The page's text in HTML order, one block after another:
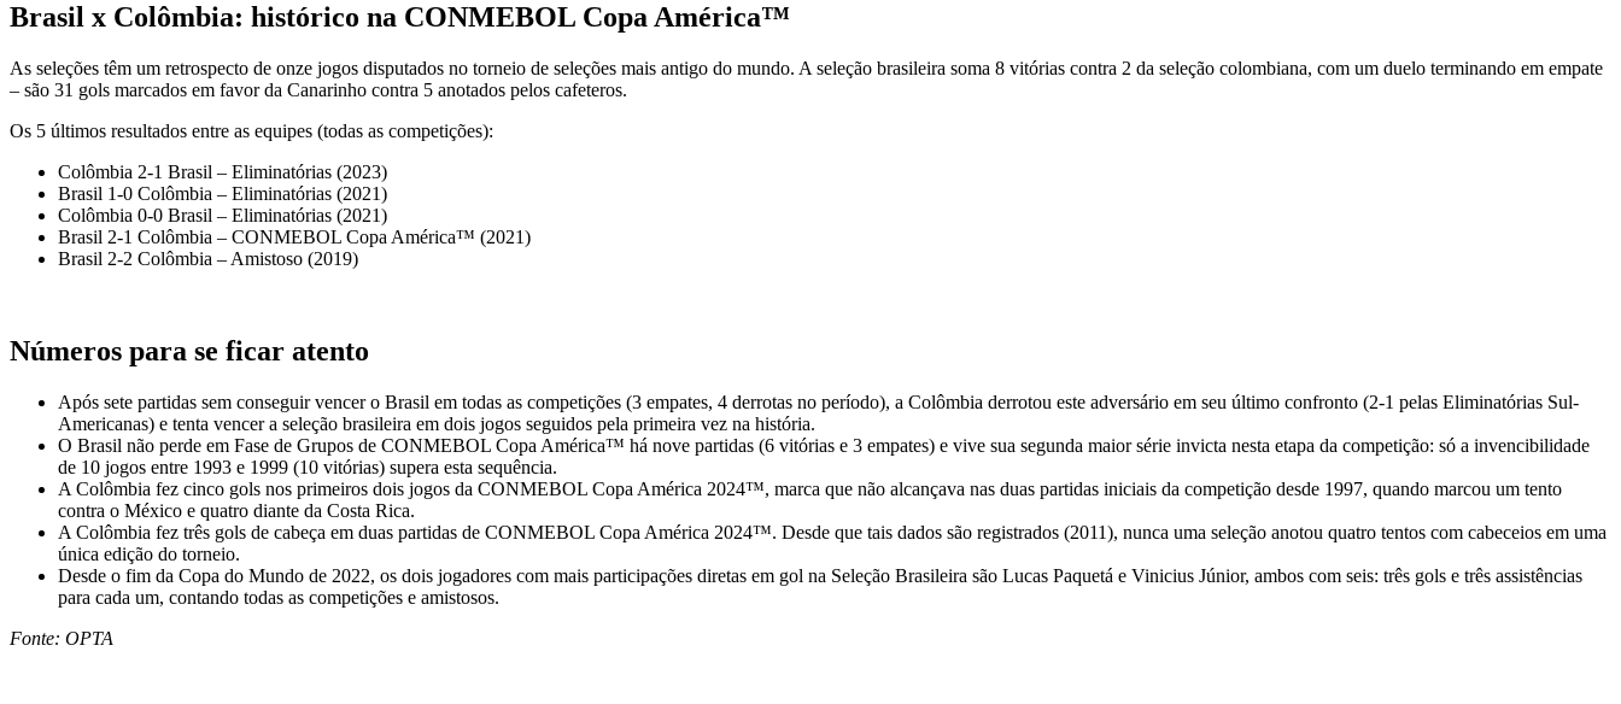
Brasil x Colômbia: histórico na CONMEBOL Copa América™
As seleções têm um retrospecto de onze jogos disputados no torneio de seleções mais antigo do mundo. A seleção brasileira soma 8 vitórias contra 2 da seleção colombiana, com um duelo terminando em empate
– são 31 gols marcados em favor da Canarinho contra 5 anotados pelos cafeteros.
Os 5 últimos resultados entre as equipes (todas as competições):
Colômbia 2-1 Brasil – Eliminatórias (2023)
Brasil 1-0 Colômbia – Eliminatórias (2021)
Colômbia 0-0 Brasil – Eliminatórias (2021)
Brasil 2-1 Colômbia – CONMEBOL Copa América™ (2021)
Brasil 2-2 Colômbia – Amistoso (2019)
Números para se ficar atento
Após sete partidas sem conseguir vencer o Brasil em todas as competições (3 empates, 4 derrotas no período), a Colômbia derrotou este adversário em seu último confronto (2-1 pelas Eliminatórias Sul-
Americanas) e tenta vencer a seleção brasileira em dois jogos seguidos pela primeira vez na história.
O Brasil não perde em Fase de Grupos de CONMEBOL Copa América™ há nove partidas (6 vitórias e 3 empates) e vive sua segunda maior série invicta nesta etapa da competição: só a invencibilidade
de 10 jogos entre 1993 e 1999 (10 vitórias) supera esta sequência.
A Colômbia fez cinco gols nos primeiros dois jogos da CONMEBOL Copa América 2024™, marca que não alcançava nas duas partidas iniciais da competição desde 1997, quando marcou um tento
contra o México e quatro diante da Costa Rica.
A Colômbia fez três gols de cabeça em duas partidas de CONMEBOL Copa América 2024™. Desde que tais dados são registrados (2011), nunca uma seleção anotou quatro tentos com cabeceios em uma
única edição do torneio.
Desde o fim da Copa do Mundo de 2022, os dois jogadores com mais participações diretas em gol na Seleção Brasileira são Lucas Paquetá e Vinicius Júnior, ambos com seis: três gols e três assistências
para cada um, contando todas as competições e amistosos.
Fonte: OPTA